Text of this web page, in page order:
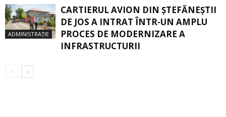
ADMINISTRAȚIE
CARTIERUL AVION DIN ŞTEFĂNEŞTII
DE JOS A INTRAT ÎNTR-UN AMPLU
PROCES DE MODERNIZARE A
INFRASTRUCTURII